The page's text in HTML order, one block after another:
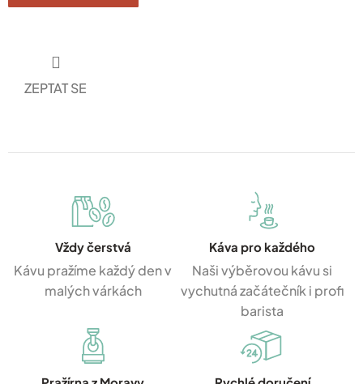
ZEPTAT SE
Vždy čerstvá
Kávu pražíme každý den v
malých várkách
Káva pro každého
Naši výběrovou kávu si
vychutná začátečník i profi
barista